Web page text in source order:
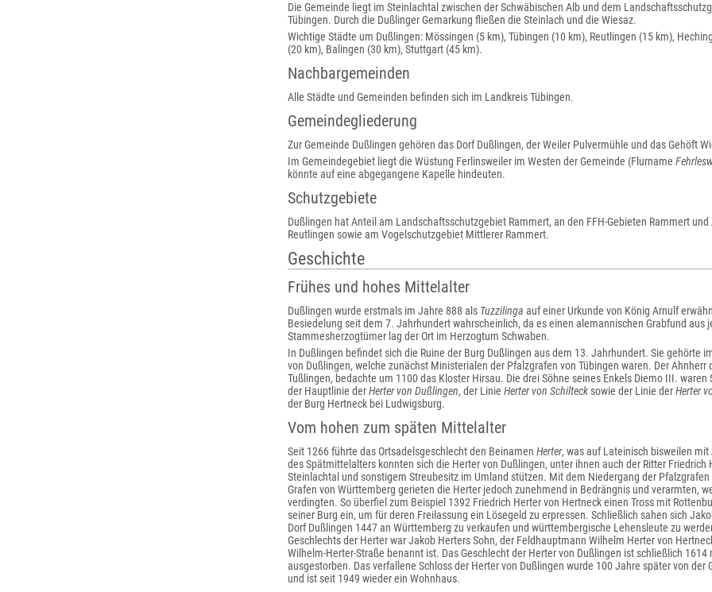
Die Gemeinde liegt im Steinlachtal zwischen der Schwäbischen Alb und dem
Tübingen. Durch die Dußlinger Gemarkung fließen die Steinlach und die Wiesaz.
Wichtige Städte um Dußlingen: Mössingen (5 km), Tübingen (10 km), Reutlingen (15 km),
(20 km), Balingen (30 km), Stuttgart (45 km).
Nachbargemeinden
Alle Städte und Gemeinden befinden sich im Landkreis Tübingen.
Gemeindegliederung
Zur Gemeinde Dußlingen gehören das Dorf Dußlingen, der Weiler Pulvermühle und das Gehöft
Im Gemeindegebiet liegt die Wüstung Ferlinsweiler im Westen der Gemeinde (Flurname
könnte auf eine abgegangene Kapelle hindeuten.
Schutzgebiete
Dußlingen hat Anteil am Landschaftsschutzgebiet Rammert, an den FFH-Gebieten Rammert
Reutlingen sowie am Vogelschutzgebiet Mittlerer Rammert.
Geschichte
Frühes und hohes Mittelalter
Dußlingen wurde erstmals im Jahre 888 als Tuzzilinga auf einer Urkunde von König Arnulf
Besiedelung seit dem 7. Jahrhundert wahrscheinlich, da es einen alemannischen Grabfund aus
Stammesherzogtümer lag der Ort im Herzogtum Schwaben.
In Dußlingen befindet sich die Ruine der Burg Dußlingen aus dem 13. Jahrhundert. Sie gehörte
von Dußlingen, welche zunächst Ministerialen der Pfalzgrafen von Tübingen waren. Der Ahnherr
Tußlingen, bedachte um 1100 das Kloster Hirsau. Die drei Söhne seines Enkels Diemo III.
der Hauptlinie derHerter von Dußlingen, der Linie Herter von Schilteck sowie der Linie derHerter
der Burg Hertneck bei Ludwigsburg.
Vom hohen zum späten Mittelalter
Seit 1266 führte das Ortsadelsgeschlecht den Beinamen Herter, was auf Lateinisch bisweilen mit
des Spätmittelalters konnten sich die Herter von Dußlingen, unter ihnen auch der Ritter Friedrich
Steinlachtal und sonstigem Streubesitz im Umland stützen. Mit dem Niedergang der
Grafen von Württemberg gerieten die Herter jedoch zunehmend in Bedrängnis und verarmten,
verdingten. So überfiel zum Beispiel 1392 Friedrich Herter von Hertneck einen Tross mit
seiner Burg ein, um für deren Freilassung ein Lösegeld zu erpressen. Schließlich sahen sich
Dorf Dußlingen 1447 an Württemberg zu verkaufen und württembergische Lehensleute zu
Geschlechts der Herter war Jakob Herters Sohn, der Feldhauptmann Wilhelm Herter von
Wilhelm-Herter-Straße benannt ist. Das Geschlecht der Herter von Dußlingen ist schließlich
ausgestorben. Das verfallene Schloss der Herter von Dußlingen wurde 100 Jahre später von der
und ist seit 1949 wieder ein Wohnhaus.